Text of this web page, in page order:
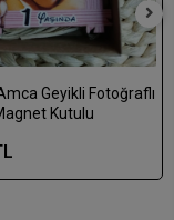
Geyikli Fotoğraflı
Kutulu